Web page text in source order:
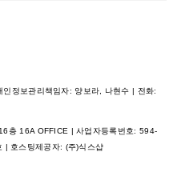
정보관리책임자: 양보라, 나현수 | 전화:
층 16A OFFICE | 사업자등록번호: 594-
| 호스팅제공자: (주)식스샵